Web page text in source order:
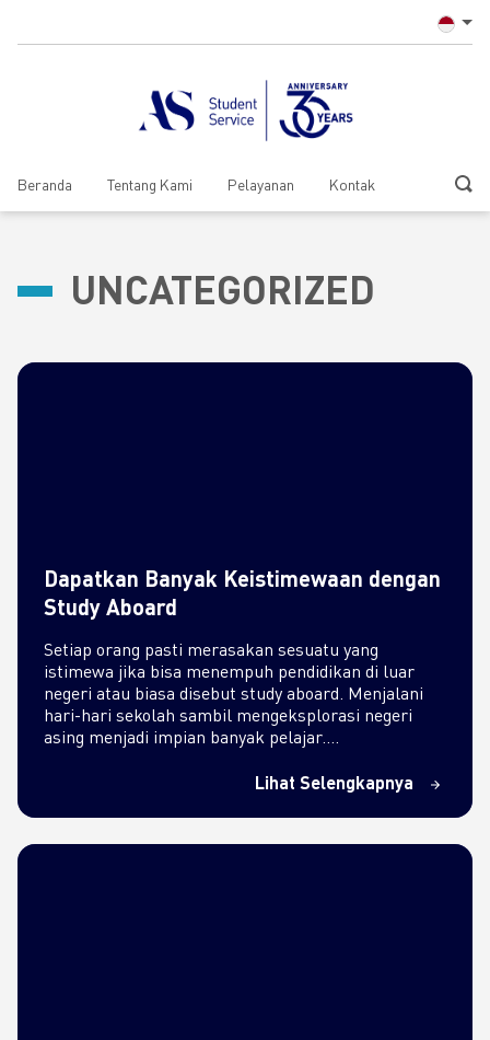
Beranda Tentang Kami Pelayanan Kontak
UNCATEGORIZED
Dapatkan Banyak Keistimewaan dengan
Study Aboard
Setiap orang pasti merasakan sesuatu yang
istimewa jika bisa menempuh pendidikan di luar
negeri atau biasa disebut study aboard. Menjalani
hari-hari sekolah sambil mengeksplorasi negeri
asing menjadi impian banyak pelajar.…
Lihat Selengkapnya